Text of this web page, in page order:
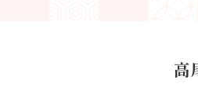
高